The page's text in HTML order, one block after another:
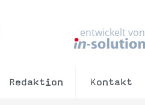
entwickelt von
Redaktion Kontakt